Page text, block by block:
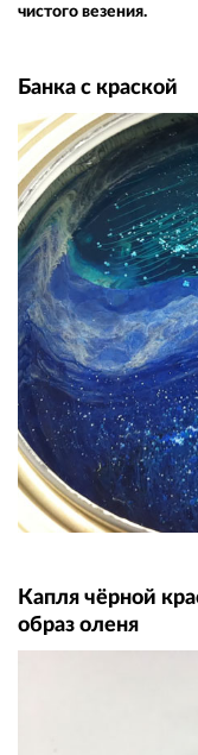
чистого везения.
Банка с краской
Капля чёрной
образ оленя